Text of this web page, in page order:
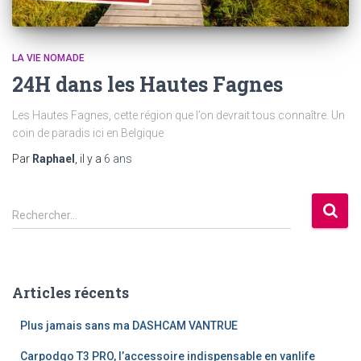
LA VIE NOMADE
24H dans les Hautes Fagnes
Les Hautes Fagnes, cette région que l’on devrait tous connaître. Un
coin de paradis ici en Belgique
Par Raphael , il y a 6 ans
R
e
r
Rechercher…
Articles récents
Plus jamais sans ma DASHCAM VANTRUE
Carpodgo T3 PRO, l’accessoire indispensable en vanlife